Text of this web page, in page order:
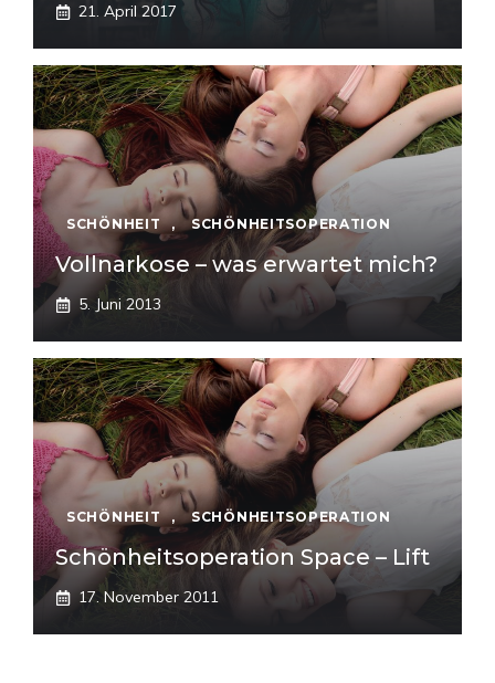
21. April 2017
SCHÖNHEIT , SCHÖNHEITSOPERATION
Vollnarkose – was erwartet mich?
5. Juni 2013
SCHÖNHEIT , SCHÖNHEITSOPERATION
Schönheitsoperation Space – Lift
17. November 2011